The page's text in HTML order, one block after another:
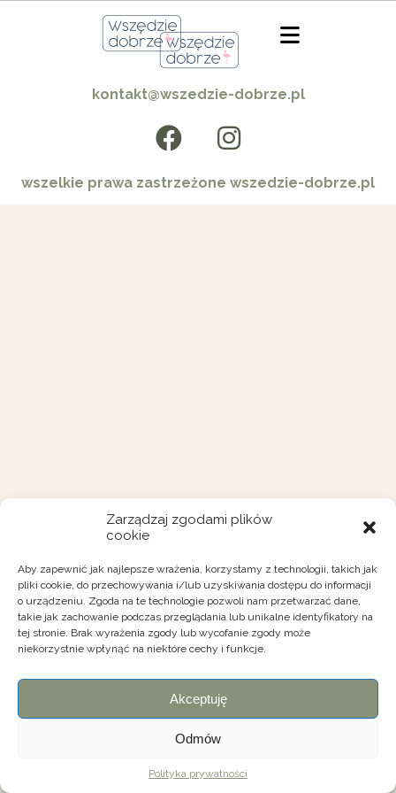
Zarządzaj zgodami plików
cookie
Aby zapewnić jak najlepsze wrażenia, korzystamy z technologii, takich jak
pliki cookie, do przechowywania i/lub uzyskiwania dostępu do informacji
o urządzeniu. Zgoda na te technologie pozwoli nam przetwarzać dane,
takie jak zachowanie podczas przeglądania lub unikalne identyfikatory na
tej stronie. Brak wyrażenia zgody lub wycofanie zgody może
niekorzystnie wpłynąć na niektóre cechy i funkcje.
Akceptuję
Odmów
Polityka prywatności
kontakt@wszedzie-dobrze.pl
wszelkie prawa zastrzeżone wszedzie-dobrze.pl